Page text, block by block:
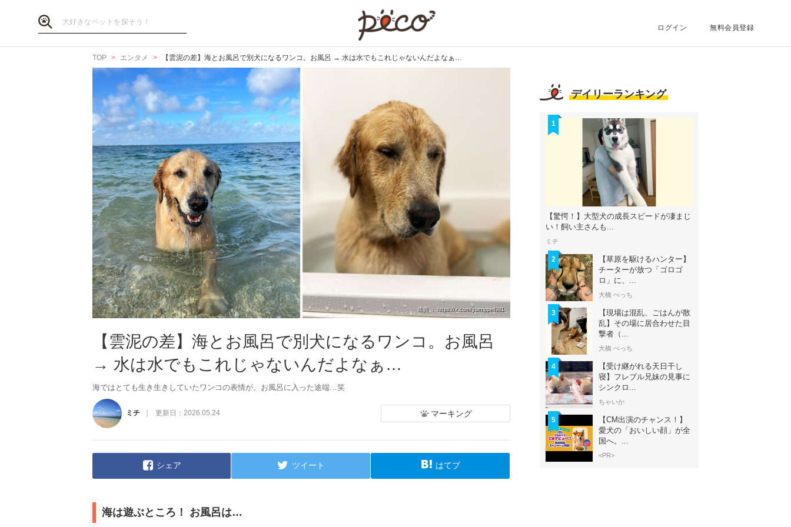
ログイン 無料会員登録
TOP エンタメ 【雲泥の差】海とお風呂で別犬になるワンコ。お風呂 → 水は水でもこれじゃないんだよなぁ…
出典 ： https://x.com/yumippe4981
【雲泥の差】海とお風呂で別犬になるワンコ。お風呂
→ 水は水でもこれじゃないんだよなぁ…
海ではとても生き生きしていたワンコの表情が、お風呂に入った途端…笑
ミチ 更新日： 2026.05.24 マーキング
シェア ツイート はてブ
海は遊ぶところ！ お風呂は…
デイリーランキング
1
【驚愕！】大型犬の成長スピードが凄まじ
い！飼い主さんも...
ミチ
2
【草原を駆けるハンター】
チーターが放つ「ゴロゴ
ロ」に、...
大橋 ぺっち
3
【現場は混乱、ごはんが散
乱】その場に居合わせた目
撃者（...
大橋 ぺっち
4
【受け継がれる天日干し
寝】フレブル兄妹の見事に
シンクロ...
ちゃいか
5
【CM出演のチャンス！】
愛犬の「おいしい顔」が全
国へ。...
<PR>